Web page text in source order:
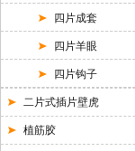
四片成套
四片羊眼
四片钩子
二片式插片壁虎
植筋胶